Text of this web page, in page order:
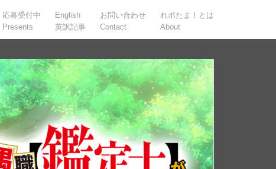
応募受付中
Presents
English
英訳記事
お問い合わせ
Contact
れポたま！とは
About